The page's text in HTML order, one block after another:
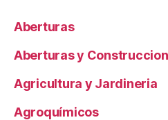
Aberturas
Aberturas y Construccion
Agricultura y Jardineria
Agroquímicos